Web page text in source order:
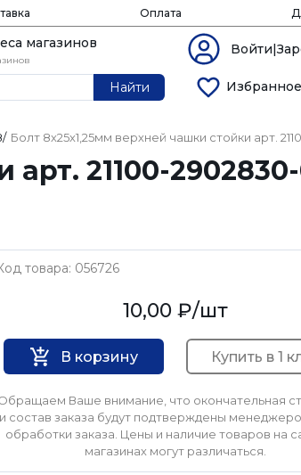
Оплата
магазинов
Найти Избранное
/ Болт 8х25х1,25мм верхней чашки стойки арт.
21100-
товара: 056726
10,00 ₽/шт
В корзину Купить в 1
Ваше внимание, что окончательная
и состав заказа будут подтверждены
обработки заказа. Цены и наличие товаров на
магазинах могут различаться.